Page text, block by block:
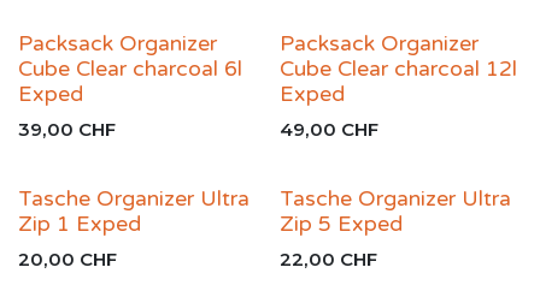
Packsack Organizer
Cube Clear charcoal 6l
Exped
39,00 CHF
Packsack Organizer
Cube Clear charcoal 12l
Exped
49,00 CHF
Tasche Organizer Ultra
Zip 1 Exped
20,00 CHF
Tasche Organizer Ultra
Zip 5 Exped
22,00 CHF